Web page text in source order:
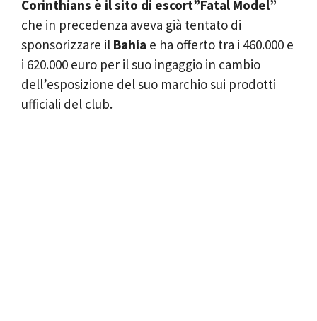
Corinthians è il sito di escort”Fatal Model”
che in precedenza aveva già tentato di
sponsorizzare il Bahia e ha offerto tra i 460.000 e
i 620.000 euro per il suo ingaggio in cambio
dell’esposizione del suo marchio sui prodotti
ufficiali del club.